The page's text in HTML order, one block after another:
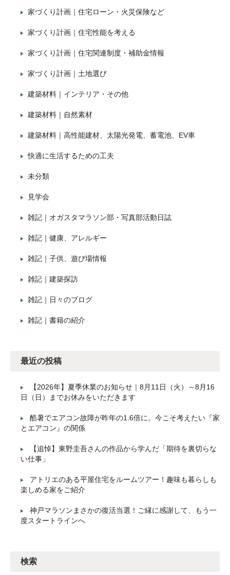
家づくり計画｜住宅ローン・火災保険など
家づくり計画｜住宅性能を考える
家づくり計画｜住宅関連制度・補助金情報
家づくり計画｜土地選び
建築材料｜インテリア・その他
建築材料｜自然素材
建築材料｜高性能建材、太陽光発電、蓄電池、EV車
快適に生活するための工夫
未分類
見学会
雑記｜オガスタマラソン部・写真部活動日誌
雑記｜健康、アレルギー
雑記｜子供、遊び場情報
雑記｜建築探訪
雑記｜日々のブログ
雑記｜書籍の紹介
最近の投稿
【2026年】夏季休業のお知らせ｜8月11日（火）～8月16
日（日）までお休みをいただきます
酷暑でエアコン故障が昨年の1.6倍に。今こそ考えたい『家
とエアコン』の関係
【追悼】東野圭吾さんの作品から学んだ「期待を裏切らな
い仕事」
アトリエのある平屋住宅をルームツアー！趣味も暮らしも
楽しめる家をご紹介
神戸マラソンまさかの復活当選！ご縁に感謝して、もう一
度スタートラインへ
検索